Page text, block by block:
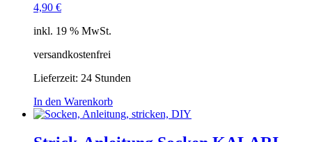
4,90 €
inkl. 19 % MwSt.
versandkostenfrei
Lieferzeit: 24 Stunden
In den Warenkorb